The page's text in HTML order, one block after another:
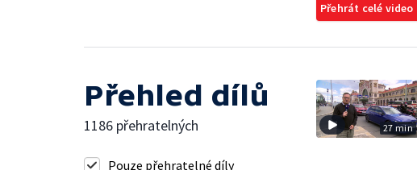
Přehrát celé video
Přehled dílů
1186 přehratelných
Pouze přehratelné díly
27 min